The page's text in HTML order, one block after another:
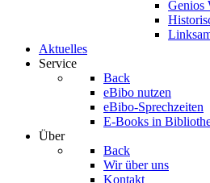
Genios
Aktuelles
Service
Back
eBibo nutzen
eBibo-Sprechzeiten
E-Books in
Über
Back
Wir über uns
Kontakt